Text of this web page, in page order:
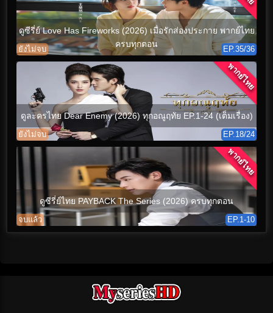
ดูซีรี่ย์ Love Has Fireworks (2026) เมื่อรักส่องประกาย พากย์ไทย
ครบทุกตอน
ยังไม่จบ EP.35/36
ดูละครไทย Dear Enemy (2026) ทุกอณูฤทัย EP.1-24 (เต็มเรื่อง)
ยังไม่จบ EP.18/24
พากย์ไทย
ดูซีรี่ย์ไทย PAYBACK The Series (2026) ครบทุกตอน
จบแล้ว EP.1-10
พากย์ไทย